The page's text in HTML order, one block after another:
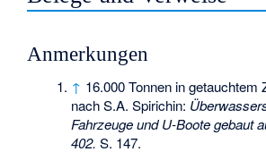
Anmerkungen
↑ 16.000 Tonnen in getauchtem
nach S.A. Spirichin:
Fahrzeuge und U-Boote gebaut
402. S. 147.